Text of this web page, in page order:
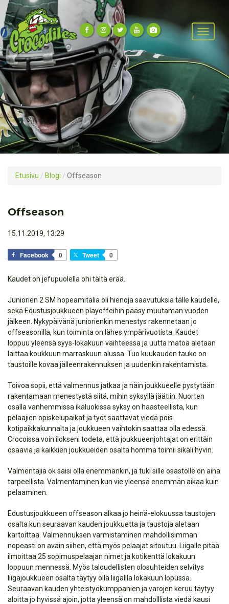
Etusivu / Blogi / Offseason
Offseason
15.11.2019, 13:29
Facebook 0 Tweet 0
Kaudet on jefupuolella ohi tältä erää.
Juniorien 2 SM hopeamitalia oli hienoja saavutuksia tälle kaudelle,
sekä Edustusjoukkueen playoffeihin pääsy muutaman vuoden
jälkeen. Nykypäivänä juniorienkin menestys rakennetaan jo
offseasonilla, kun toiminta on lähes ympärivuotista. Kaudet
loppuu yleensä syys-lokakuun vaihteessa ja uutta matoa aletaan
laittaa koukkuun marraskuun alussa. Tuo kuukauden tauko on
taustoille kovaa jälleenrakennuksen ja uudenkin rakentamista.
Toivoa sopii, että valmennus jatkaa ja näin joukkueelle pystytään
rakentamaan menestystä siitä, mihin syksyllä jäätiin. Nuorten
osalla vanhemmissa ikäluokissa syksy on haasteellista, kun
pelaajien opiskelupaikat ja työt saattavat viedä pois
kotipaikkakunnalta ja joukkueen vaihtokin saattaa olla edessä.
Crocoissa voin ilokseni todeta, että joukkueenjohtajat on erittäin
osaavia ja kaikkien joukkueiden osalta homma toimii sikäli hyvin.
Valmentajia ok saisi olla enemmänkin, ja tuki sille osastolle on aina
tarpeellista. Valmentaminen kun vie yleensä enemmän aikaa kuin
pelaaminen.
Edustusjoukkueen offseason alkaa jo heinä-elokuussa taustojen
osalta kun seuraavan kauden joukkuetta ja taustoja aletaan
kartoittaa. Valmennuksen varmistaminen mahdollisimman
nopeasti on avain siihen, että myös pelaajat sitoutuu. Liigalle pitää
ilmoittaa 25 sopimuspelaajan nimet ja kotikenttä lokakuun
loppuun mennessä. Myös taloudellisten olosuhteiden selvitys
liigajoukkueen osalta täytyy olla liigallla lokakuun lopussa.
Seuraavan kauden yhteistyökumppanien ja varojen keruu täytyy
aloitta jo hyvissä ajoin, jotta yleensä on mahdolllista viedä kausi